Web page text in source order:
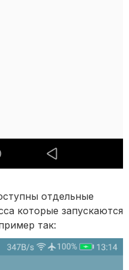
отдельные
которые запускаются
так: